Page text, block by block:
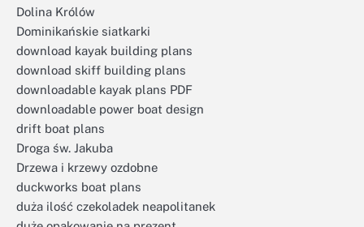
Dolina Królów
Dominikańskie siatkarki
download kayak building plans
download skiff building plans
downloadable kayak plans PDF
downloadable power boat design
drift boat plans
Droga św. Jakuba
Drzewa i krzewy ozdobne
duckworks boat plans
duża ilość czekoladek neapolitanek